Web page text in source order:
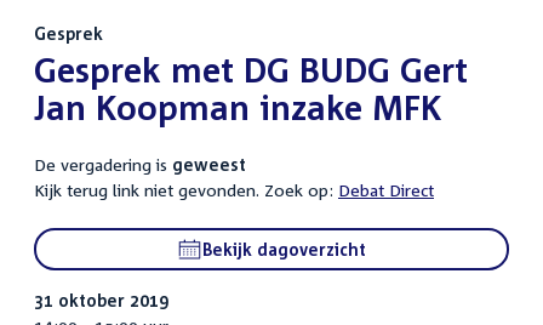
Gesprek
:Gesprek met DG BUDG Gert
Jan Koopman inzake MFK
De vergadering is geweest
Kijk terug link niet gevonden. Zoek op: Debat Direct
Bekijk dagoverzicht
31 oktober 2019